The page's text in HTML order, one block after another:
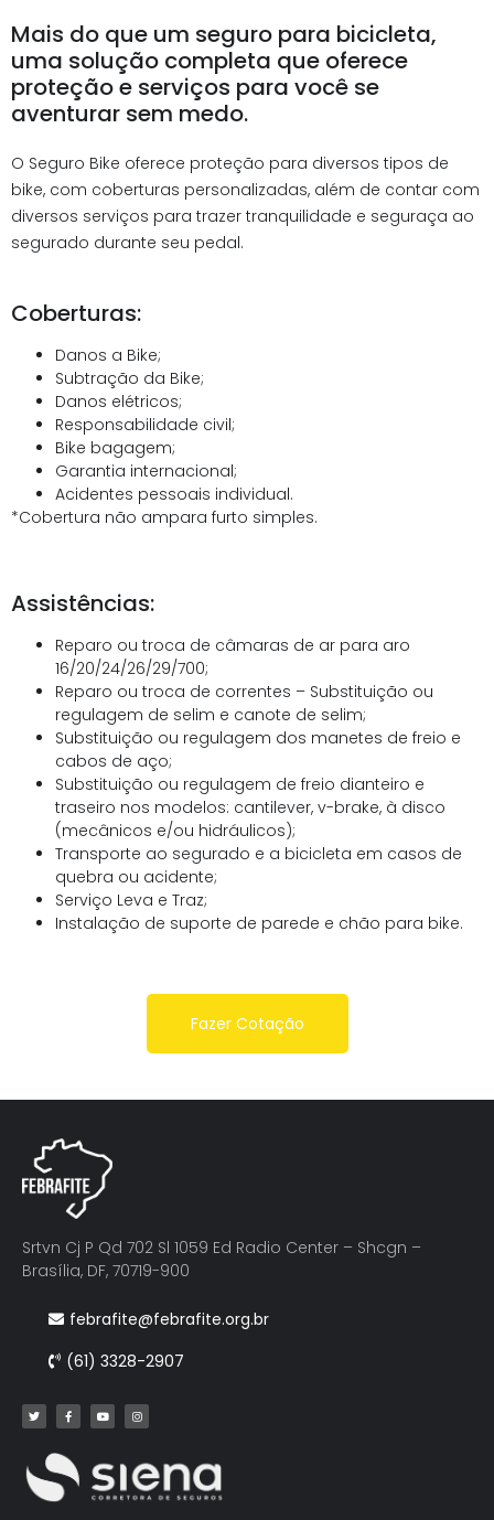
Mais do que um seguro para bicicleta,
uma solução completa que oferece
proteção e serviços para você se
aventurar sem medo.
O Seguro Bike oferece proteção para diversos tipos de
bike, com coberturas personalizadas, além de contar com
diversos serviços para trazer tranquilidade e seguraça ao
segurado durante seu pedal.
Coberturas:
Danos a Bike;
Subtração da Bike;
Danos elétricos;
Responsabilidade civil;
Bike bagagem;
Garantia internacional;
Acidentes pessoais individual.
*Cobertura não ampara furto simples.
Assistências:
Reparo ou troca de câmaras de ar para aro
16/20/24/26/29/700;
Reparo ou troca de correntes – Substituição ou
regulagem de selim e canote de selim;
Substituição ou regulagem dos manetes de freio e
cabos de aço;
Substituição ou regulagem de freio dianteiro e
traseiro nos modelos: cantilever, v-brake, à disco
(mecânicos e/ou hidráulicos);
Transporte ao segurado e a bicicleta em casos de
quebra ou acidente;
Serviço Leva e Traz;
Instalação de suporte de parede e chão para bike.
Fazer Cotação
Srtvn Cj P Qd 702 Sl 1059 Ed Radio Center – Shcgn –
Brasília, DF, 70719-900
febrafite@febrafite.org.br
(61) 3328-2907